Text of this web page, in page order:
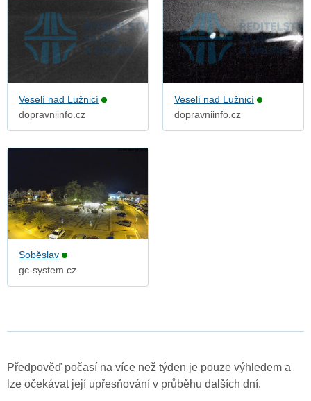
Veselí nad Lužnicí
dopravniinfo.cz
Veselí nad Lužnicí
dopravniinfo.cz
Soběslav
gc-system.cz
Předpověď počasí na více než týden je pouze výhledem a
lze očekávat její upřesňování v průběhu dalších dní.